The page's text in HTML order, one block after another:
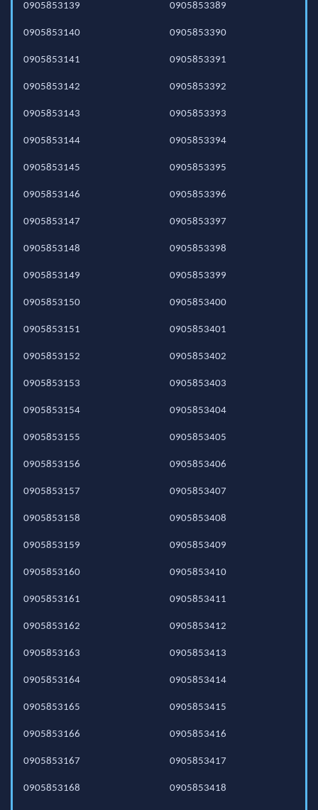
0905853139
0905853140
0905853141
0905853142
0905853143
0905853144
0905853145
0905853146
0905853147
0905853148
0905853149
0905853150
0905853151
0905853152
0905853153
0905853154
0905853155
0905853156
0905853157
0905853158
0905853159
0905853160
0905853161
0905853162
0905853163
0905853164
0905853165
0905853166
0905853167
0905853168
0905853389
0905853390
0905853391
0905853392
0905853393
0905853394
0905853395
0905853396
0905853397
0905853398
0905853399
0905853400
0905853401
0905853402
0905853403
0905853404
0905853405
0905853406
0905853407
0905853408
0905853409
0905853410
0905853411
0905853412
0905853413
0905853414
0905853415
0905853416
0905853417
0905853418